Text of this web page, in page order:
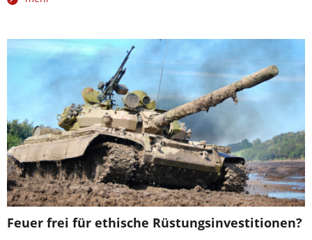
Feuer frei für ethische Rüstungsinvestitionen?